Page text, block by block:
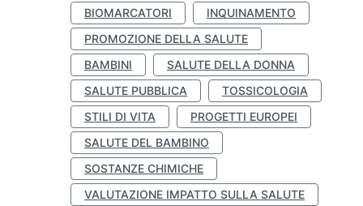
BIOMARCATORI
INQUINAMENTO
PROMOZIONE DELLA SALUTE
BAMBINI
SALUTE DELLA DONNA
SALUTE PUBBLICA
TOSSICOLOGIA
STILI DI VITA
PROGETTI EUROPEI
SALUTE DEL BAMBINO
SOSTANZE CHIMICHE
VALUTAZIONE IMPATTO SULLA SALUTE